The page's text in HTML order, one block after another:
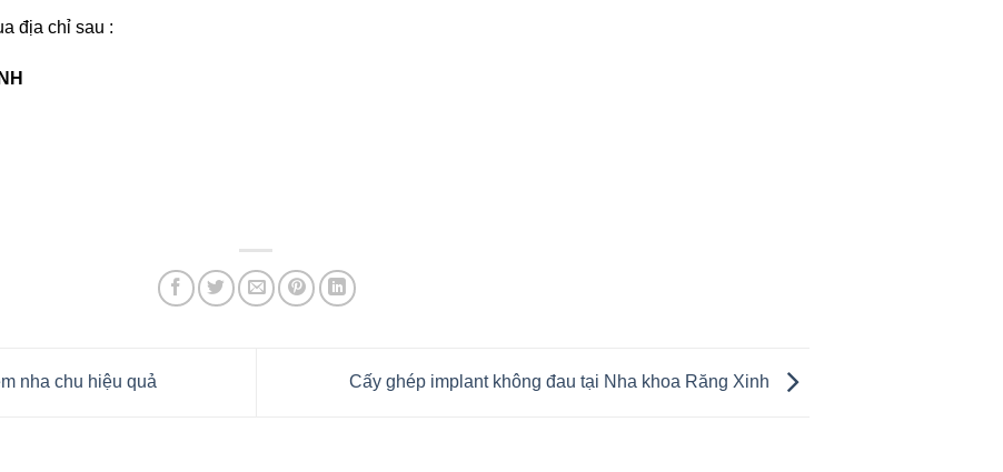
địa chỉ sau :
nha chu hiệu quả Cấy ghép implant không đau tại Nha khoa Răng Xinh